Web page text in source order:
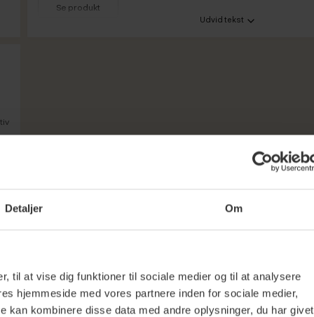
Detaljer Om
til at vise dig funktioner til sociale medier og til at analysere
hjemmeside med vores partnere inden for sociale medier,
kan kombinere disse data med andre oplysninger, du har givet
Se produkt
Udvid tekst
Must-have tilbehør